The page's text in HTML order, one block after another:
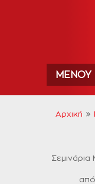
ΜΕΝΟΎ
Αρχική